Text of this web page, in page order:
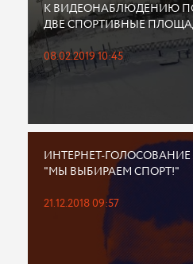
К ВИДЕОНАБЛЮДЕНИЮ
ДВЕ СПОРТИВНЫЕ
08.02.2019 10:45
ИНТЕРНЕТ-ГОЛОСОВАНИЕ
"МЫ ВЫБИРАЕМ СПОРТ!"
21.12.2018 09:57